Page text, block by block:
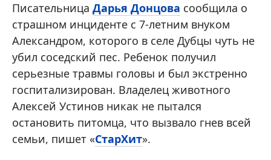
Писательница Дарья Донцова сообщила о
страшном инциденте с 7-летним внуком
Александром, которого в селе Дубцы чуть не
убил соседский пес. Ребенок получил
серьезные травмы головы и был экстренно
госпитализирован. Владелец животного
Алексей Устинов никак не пытался
остановить питомца, что вызвало гнев всей
семьи, пишет «СтарХит».